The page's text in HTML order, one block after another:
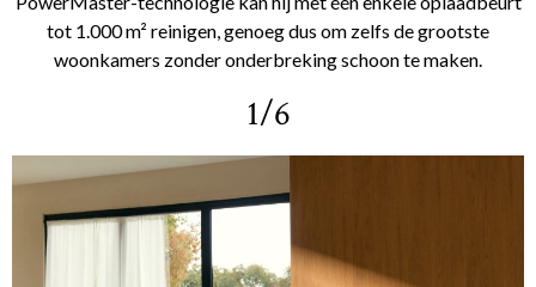
tot 1.000 m² reinigen, genoeg dus om zelfs de grootste
woonkamers zonder onderbreking schoon te maken.
1/6